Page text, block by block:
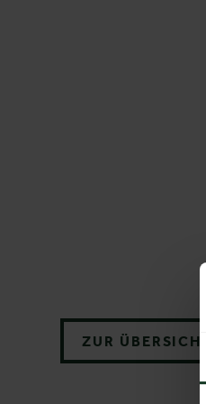
ZUR ÜBERSICHT